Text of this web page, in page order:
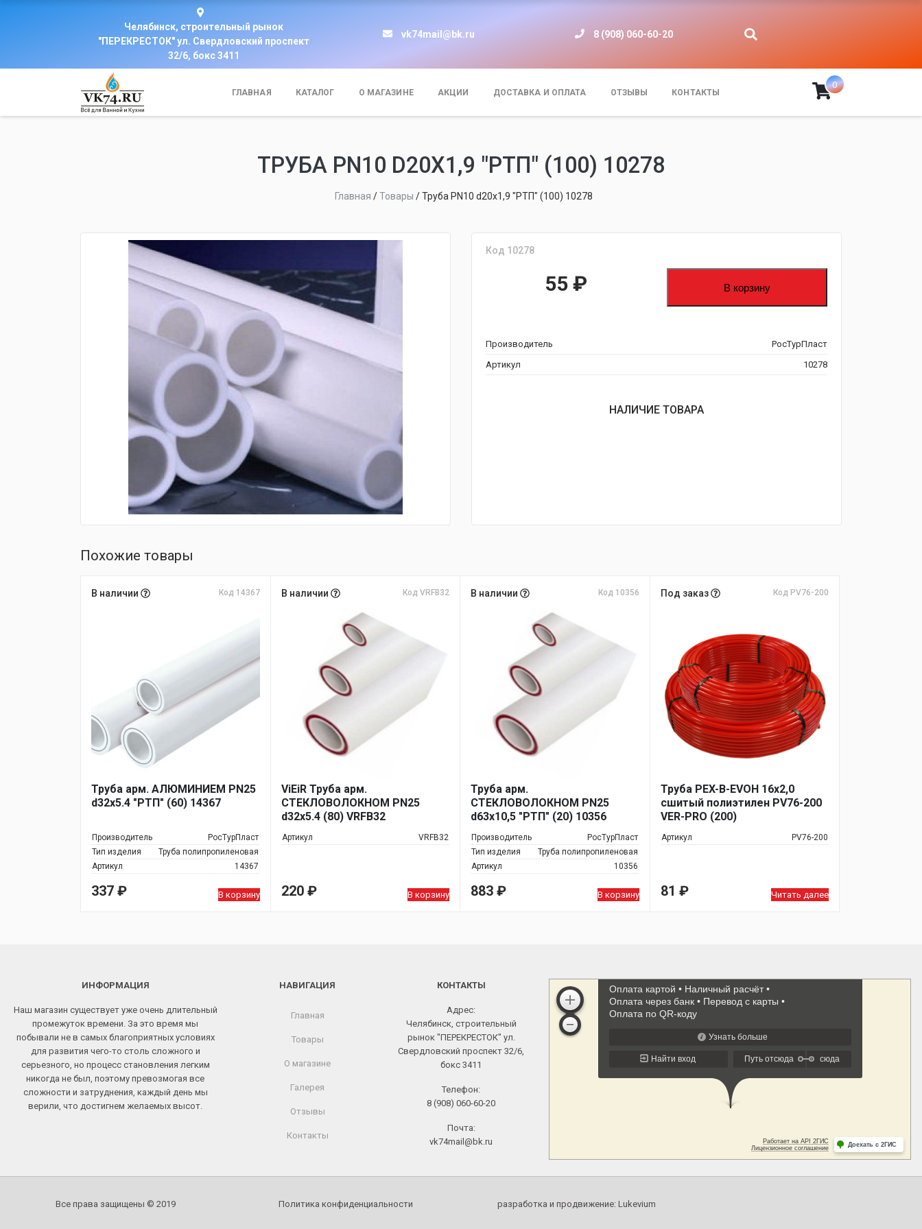
Челябинск, строительный рынок
"ПЕРЕКРЕСТОК" ул. Свердловский проспект
32/6, бокс 3411
vk74mail@bk.ru 8 (908) 060-60-20
ГЛАВНАЯ КАТАЛОГ О МАГАЗИНЕ АКЦИИ ДОСТАВКА И ОПЛАТА ОТЗЫВЫ КОНТАКТЫ
0
ТРУБА PN10 D20Х1,9 "РТП" (100) 10278
Главная /Товары /Труба PN10 d20х1,9 "РТП" (100) 10278
Код 10278
55 ₽ В корзину
Производитель
РосТурПласт
Артикул
10278
НАЛИЧИЕ ТОВАРА
Похожие товары
В наличии Код 14367
Труба арм. АЛЮМИНИЕМ PN25
d32х5.4 "РТП" (60) 14367
Производитель
РосТурПласт
Тип изделия
Труба полипропиленовая
Артикул
14367
337 ₽ В корзину
В наличии Код VRFB32
ViEiR Труба арм.
СТЕКЛОВОЛОКНОМ PN25
d32х5.4 (80) VRFB32
Артикул VRFB32
220 ₽ В корзину
В наличии Код 10356
Труба арм.
СТЕКЛОВОЛОКНОМ PN25
d63х10,5 "РТП" (20) 10356
Производитель
РосТурПласт
Тип изделия
Труба полипропиленовая
Артикул
10356
883 ₽ В корзину
Под заказ Код PV76-200
Труба PEX-B-EVOH 16х2,0
сшитый полиэтилен PV76-200
VER-PRO (200)
Артикул PV76-200
81 ₽ Читать далее
ИНФОРМАЦИЯ
Наш магазин существует уже очень длительный
промежуток времени. За это время мы
побывали не в самых благоприятных условиях
для развития чего-то столь сложного и
серьезного, но процесс становления легким
никогда не был, поэтому превозмогая все
сложности и затруднения, каждый день мы
верили, что достигнем желаемых высот.
НАВИГАЦИЯ
Главная
Товары
О магазине
Галерея
Отзывы
Контакты
КОНТАКТЫ
Адрес:
Челябинск, строительный
рынок "ПЕРЕКРЕСТОК" ул.
Свердловский проспект 32/6,
бокс 3411
Телефон:
8 (908) 060-60-20
Почта:
vk74mail@bk.ru
Все права защищены © 2019 Политика конфиденциальности разработка и продвижение: Lukevium